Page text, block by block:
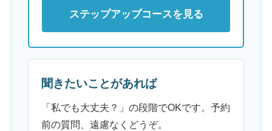
ステップアップコースを見る
聞きたいことがあれば
「私でも大丈夫？」の段階でOKです。予約
前の質問、遠慮なくどうぞ。